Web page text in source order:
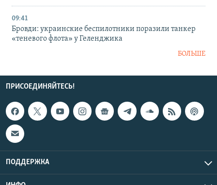
09:41
Бровди: украинские беспилотники поразили танкер
«теневого флота» у Геленджика
БОЛЬШЕ
ПРИСОЕДИНЯЙТЕСЬ!
ПОДДЕРЖКА